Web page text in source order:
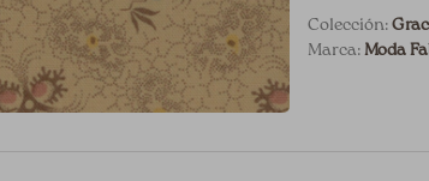
Colección:
Marca:Moda